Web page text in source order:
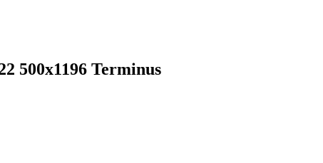
500х1196 Terminus